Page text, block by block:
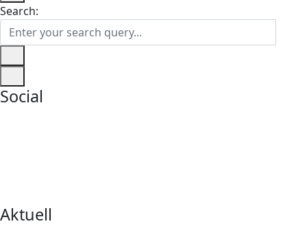
Search:
Social
Aktuell